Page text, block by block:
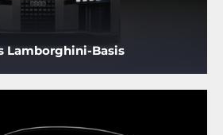
Lamborghini-Basis